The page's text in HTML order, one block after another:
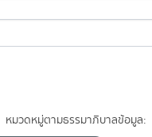
หมวดหมู่ตามธรรมาภิบาลข้อมูล: